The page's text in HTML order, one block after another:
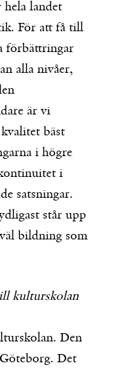
hela landet
För att få till
förbättringar
alla nivåer,
är vi
bäst
i högre
i
satsningar.
står upp
bildning som
kulturskolan
Den
Det